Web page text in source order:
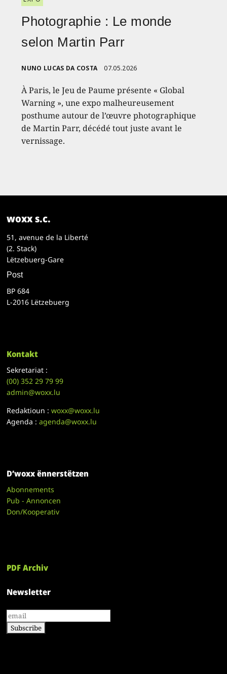
Photographie : Le monde
selon Martin Parr
NUNO LUCAS DA COSTA 07.05.2026
À Paris, le Jeu de Paume présente « Global
Warning », une expo malheureusement
posthume autour de l’œuvre photographique
de Martin Parr, décédé tout juste avant le
vernissage.
woxx s.c.
51, avenue de la Liberté
(2. Stack)
Lëtzebuerg-Gare
Post
BP 684
L-2016 Lëtzebuerg
Kontakt
Sekretariat :
(00)352 29 79 99
admin@woxx.lu
Redaktioun :woxx@woxx.lu
Agenda :agenda@woxx.lu
D’woxx ënnerstëtzen
Abonnements
Pub - Annoncen
Don/Kooperativ
PDF Archiv
Newsletter